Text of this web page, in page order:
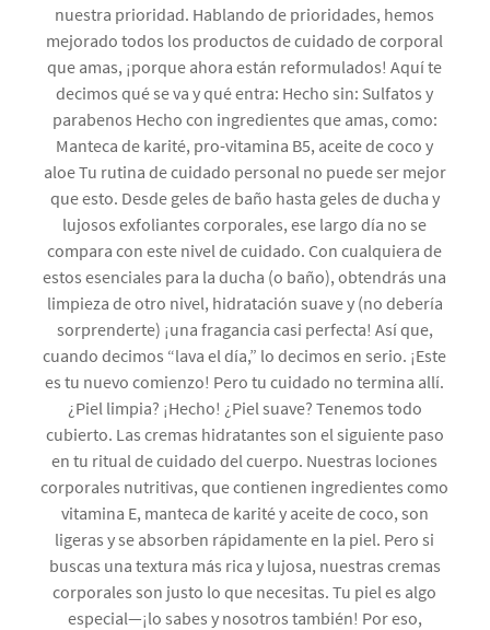
nuestra prioridad. Hablando de prioridades, hemos
mejorado todos los productos de cuidado de corporal
que amas, ¡porque ahora están reformulados! Aquí te
decimos qué se va y qué entra: Hecho sin: Sulfatos y
parabenos Hecho con ingredientes que amas, como:
Manteca de karité, pro-vitamina B5, aceite de coco y
aloe Tu rutina de cuidado personal no puede ser mejor
que esto. Desde geles de baño hasta geles de ducha y
lujosos exfoliantes corporales, ese largo día no se
compara con este nivel de cuidado. Con cualquiera de
estos esenciales para la ducha (o baño), obtendrás una
limpieza de otro nivel, hidratación suave y (no debería
sorprenderte) ¡una fragancia casi perfecta! Así que,
cuando decimos “lava el día,” lo decimos en serio. ¡Este
es tu nuevo comienzo! Pero tu cuidado no termina allí.
¿Piel limpia? ¡Hecho! ¿Piel suave? Tenemos todo
cubierto. Las cremas hidratantes son el siguiente paso
en tu ritual de cuidado del cuerpo. Nuestras lociones
corporales nutritivas, que contienen ingredientes como
vitamina E, manteca de karité y aceite de coco, son
ligeras y se absorben rápidamente en la piel. Pero si
buscas una textura más rica y lujosa, nuestras cremas
corporales son justo lo que necesitas. Tu piel es algo
especial—¡lo sabes y nosotros también! Por eso,